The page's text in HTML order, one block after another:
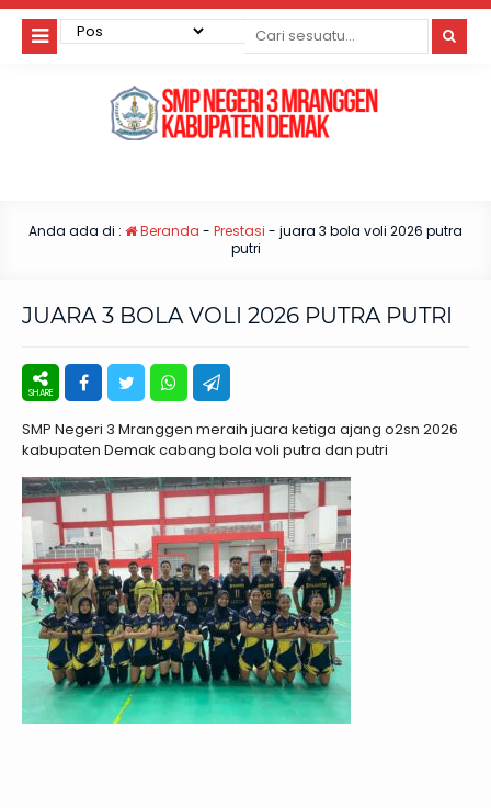
Anda ada di : Beranda - Prestasi - juara 3 bola voli 2026 putra
putri
JUARA 3 BOLA VOLI 2026 PUTRA PUTRI
SMP Negeri 3 Mranggen meraih juara ketiga ajang o2sn 2026
kabupaten Demak cabang bola voli putra dan putri